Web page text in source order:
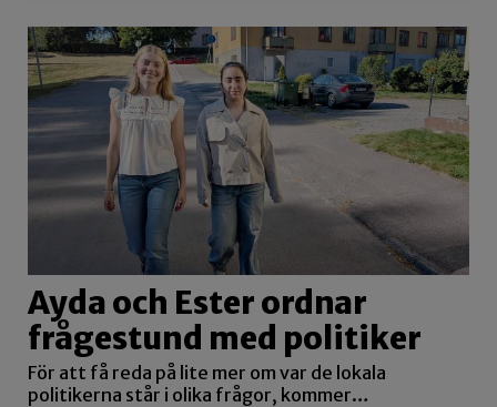
Ayda och Ester ordnar
frågestund med politiker
För att få reda på lite mer om var de lokala
politikerna står i olika frågor, kommer…